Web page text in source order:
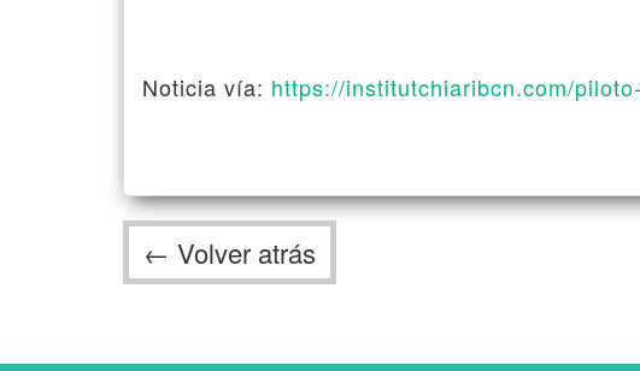
Noticia vía: https://institutchiaribcn.com/
← Volver atrás